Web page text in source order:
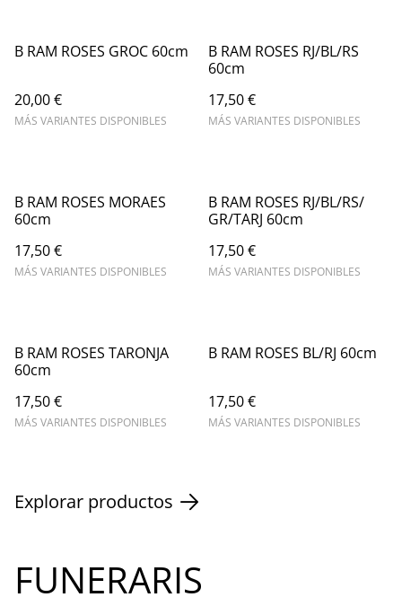
B RAM ROSES GROC 60cm
20,00 €
MÁS VARIANTES DISPONIBLES
B RAM ROSES RJ/BL/RS
60cm
17,50 €
MÁS VARIANTES DISPONIBLES
B RAM ROSES MORAES
60cm
17,50 €
MÁS VARIANTES DISPONIBLES
B RAM ROSES RJ/BL/RS/
GR/TARJ 60cm
17,50 €
MÁS VARIANTES DISPONIBLES
B RAM ROSES TARONJA
60cm
17,50 €
MÁS VARIANTES DISPONIBLES
B RAM ROSES BL/RJ 60cm
17,50 €
MÁS VARIANTES DISPONIBLES
Explorar productos
FUNERARIS